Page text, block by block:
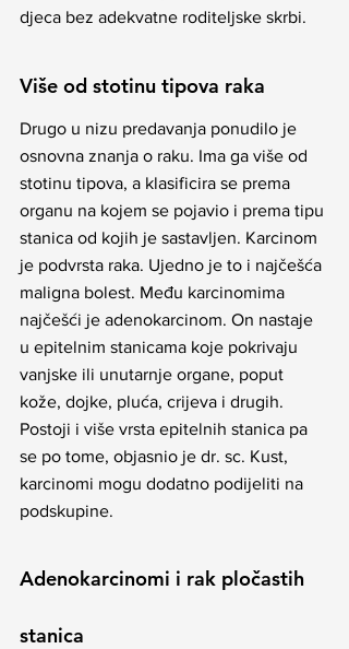
djeca bez adekvatne roditeljske skrbi.
Više od stotinu tipova raka
Drugo u nizu predavanja ponudilo je
osnovna znanja o raku. Ima ga više od
stotinu tipova, a klasificira se prema
organu na kojem se pojavio i prema tipu
stanica od kojih je sastavljen. Karcinom
je podvrsta raka. Ujedno je to i najčešća
maligna bolest. Među karcinomima
najčešći je adenokarcinom. On nastaje
u epitelnim stanicama koje pokrivaju
vanjske ili unutarnje organe, poput
kože, dojke, pluća, crijeva i drugih.
Postoji i više vrsta epitelnih stanica pa
se po tome, objasnio je dr. sc. Kust,
karcinomi mogu dodatno podijeliti na
podskupine.
Adenokarcinomi i rak pločastih
stanica